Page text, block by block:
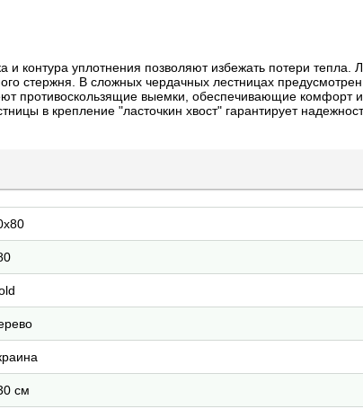
контура уплотнения позволяют избежать потери тепла.
стержня. В сложных чердачных лестницах предусмотрен
противоскользящие выемки, обеспечивающие комфорт и
в крепление "ласточкин хвост" гарантирует
см